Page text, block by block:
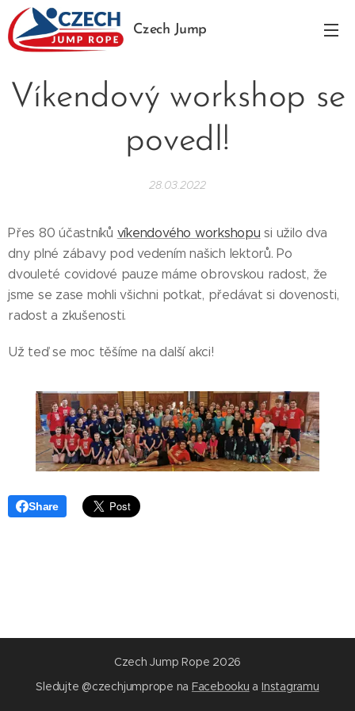
Czech Jump
Víkendový workshop se
povedl!
28.03.2022
Přes 80 účastníků víkendového workshopu si užilo dva
dny plné zábavy pod vedením našich lektorů. Po
dvouleté covidové pauze máme obrovskou radost, že
jsme se zase mohli všichni potkat, předávat si dovenosti,
radost a zkušenosti.
Už teď se moc těšíme na další akci!
Share
Czech Jump Rope 2026
Sledujte @czechjumprope na Facebooku aInstagramu